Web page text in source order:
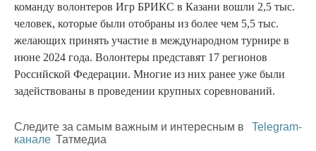
команду волонтеров Игр БРИКС в Казани вошли 2,5 тыс.
человек, которые были отобраны из более чем 5,5 тыс.
желающих принять участие в международном турнире в
июне 2024 года. Волонтеры представят 17 регионов
Российской Федерации. Многие из них ранее уже были
задействованы в проведении крупных соревнований.
Следите за самым важным и интересным в
Telegram-
канале Татмедиа